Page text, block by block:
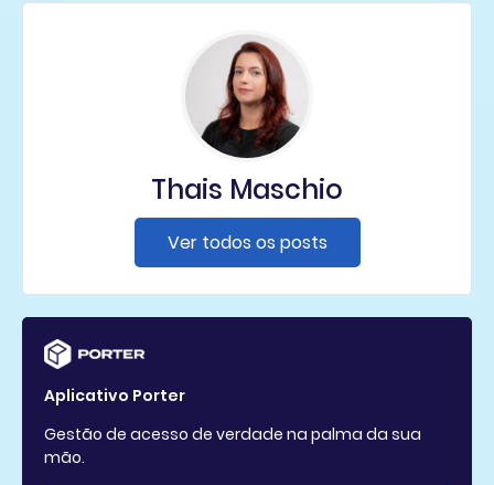
Thais Maschio
Ver todos os posts
Aplicativo Porter
Gestão de acesso de verdade na palma da sua
mão.